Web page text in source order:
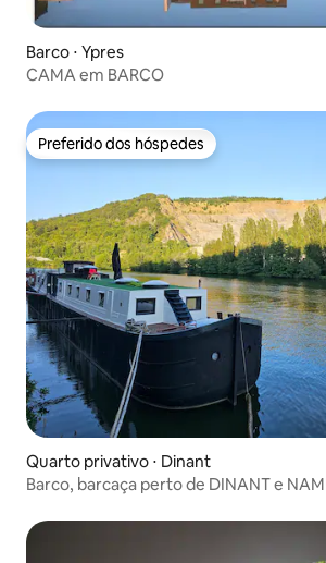
Barco ⋅ Ypres
CAMA em BARCO
Preferido dos hóspedes
Preferido dos hóspedes
Quarto privativo ⋅ Dinant
Barco, barcaça perto de DINANT e